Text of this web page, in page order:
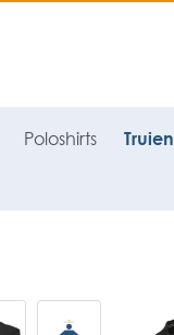
Poloshirts Truien